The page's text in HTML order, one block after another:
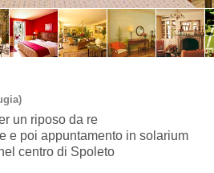
)
un riposo da re
e poi appuntamento in solarium
centro di Spoleto